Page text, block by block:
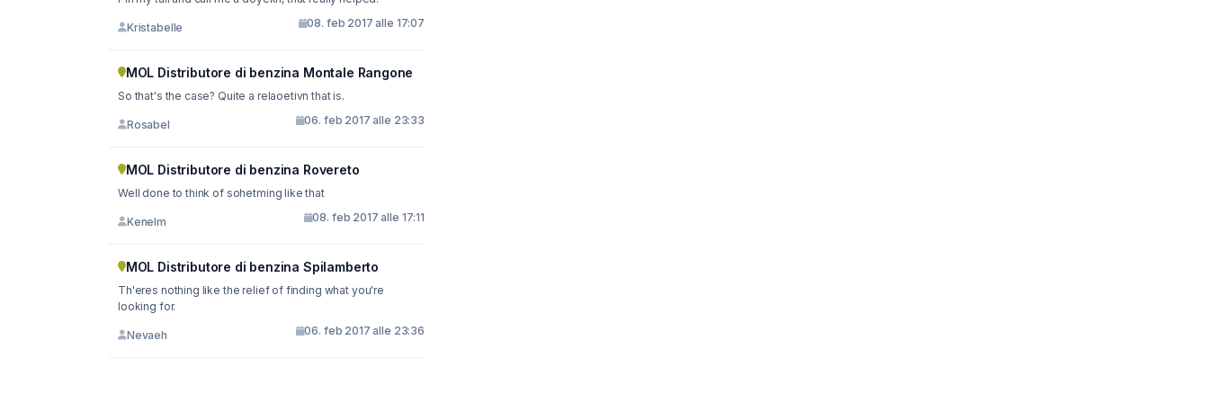
Kristabelle 08. feb 2017 alle 17:07
MOL Distributore di benzina Montale Rangone
So that's the case? Quite a relaoetivn that is.
Rosabel 06. feb 2017 alle 23:33
MOL Distributore di benzina Rovereto
Well done to think of sohetming like that
Kenelm 08. feb 2017 alle 17:11
MOL Distributore di benzina Spilamberto
Th'eres nothing like the relief of finding what you're
looking for.
Nevaeh 06. feb 2017 alle 23:36